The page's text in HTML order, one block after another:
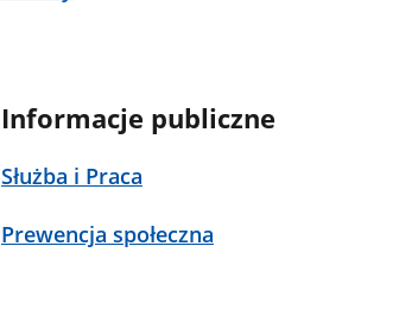
Informacje publiczne
Służba i Praca
Prewencja społeczna